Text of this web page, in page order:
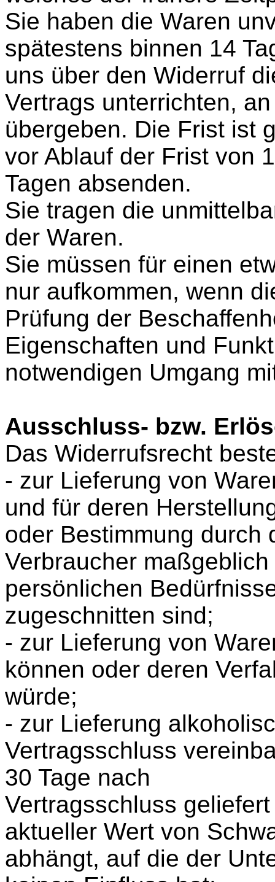
Sie haben die Waren
spätestens binnen 14
uns über den Widerruf
Vertrags unterrichten,
übergeben. Die Frist ist
vor Ablauf der Frist von
Tagen absenden.
Sie tragen die
der Waren.
Sie müssen für einen
nur aufkommen, wenn
Prüfung der
Eigenschaften und
notwendigen Umgang
Ausschluss- bzw.
Das Widerrufsrecht
- zur Lieferung von
und für deren
oder Bestimmung durch
Verbraucher
persönlichen
zugeschnitten sind;
- zur Lieferung von
können oder deren
würde;
- zur Lieferung
Vertragsschluss
30 Tage nach
Vertragsschluss
aktueller Wert von
abhängt, auf die der